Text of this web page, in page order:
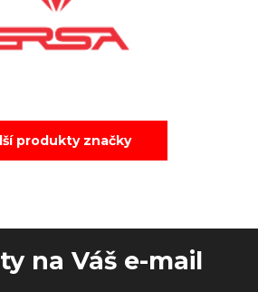
produkty značky
na Váš e-mail